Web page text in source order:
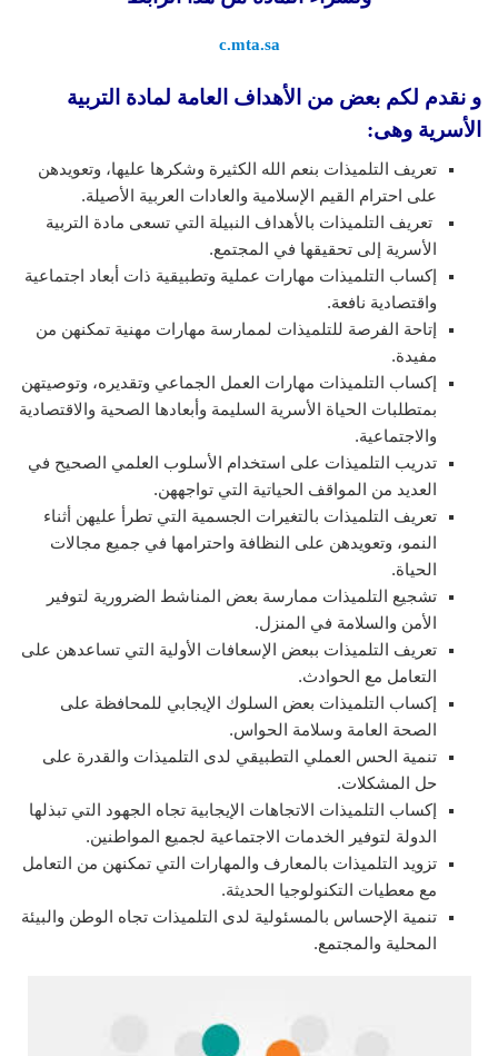
c.mta.sa
و نقدم لكم بعض من الأهداف العامة لمادة التربية
الأسرية وهى:
تعريف التلميذات بنعم الله الكثيرة وشكرها عليها، وتعويدهن
على احترام القيم الإسلامية والعادات العربية الأصيلة.
تعريف التلميذات بالأهداف النبيلة التي تسعى مادة التربية
الأسرية إلى تحقيقها في المجتمع.
إكساب التلميذات مهارات عملية وتطبيقية ذات أبعاد اجتماعية
واقتصادية نافعة.
إتاحة الفرصة للتلميذات لممارسة مهارات مهنية تمكنهن من
مفيدة.
إكساب التلميذات مهارات العمل الجماعي وتقديره، وتوصيتهن
بمتطلبات الحياة الأسرية السليمة وأبعادها الصحية والاقتصادية
والاجتماعية.
تدريب التلميذات على استخدام الأسلوب العلمي الصحيح في
العديد من المواقف الحياتية التي تواجههن.
تعريف التلميذات بالتغيرات الجسمية التي تطرأ عليهن أثناء
النمو، وتعويدهن على النظافة واحترامها في جميع مجالات
الحياة.
تشجيع التلميذات ممارسة بعض المناشط الضرورية لتوفير
الأمن والسلامة في المنزل.
تعريف التلميذات ببعض الإسعافات الأولية التي تساعدهن على
التعامل مع الحوادث.
إكساب التلميذات بعض السلوك الإيجابي للمحافظة على
الصحة العامة وسلامة الحواس.
تنمية الحس العملي التطبيقي لدى التلميذات والقدرة على
حل المشكلات.
إكساب التلميذات الاتجاهات الإيجابية تجاه الجهود التي تبذلها
الدولة لتوفير الخدمات الاجتماعية لجميع المواطنين.
تزويد التلميذات بالمعارف والمهارات التي تمكنهن من التعامل
مع معطيات التكنولوجيا الحديثة.
تنمية الإحساس بالمسئولية لدى التلميذات تجاه الوطن والبيئة
المحلية والمجتمع.